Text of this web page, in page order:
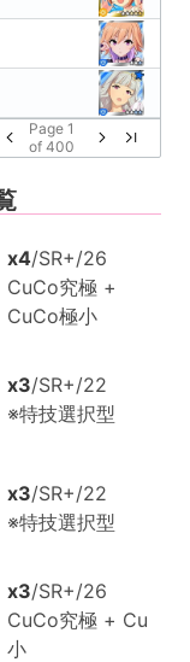
Page 1
of 400
x4/SR+/26
CuCo究極 +
CuCo極小
x3/SR+/22
※特技選択型
x3/SR+/22
※特技選択型
x3/SR+/26
CuCo究極 + Cu
小